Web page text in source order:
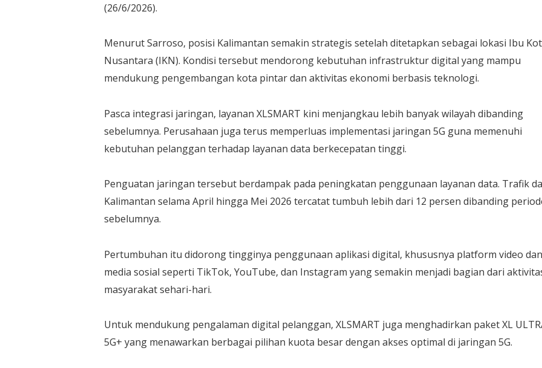
(26/6/2026).
Menurut Sarroso, posisi Kalimantan semakin strategis setelah ditetapkan sebagai lokasi Ibu
Nusantara (IKN). Kondisi tersebut mendorong kebutuhan infrastruktur digital yang mampu
mendukung pengembangan kota pintar dan aktivitas ekonomi berbasis teknologi.
Pasca integrasi jaringan, layanan XLSMART kini menjangkau lebih banyak wilayah dibanding
sebelumnya. Perusahaan juga terus memperluas implementasi jaringan 5G guna memenuhi
kebutuhan pelanggan terhadap layanan data berkecepatan tinggi.
Penguatan jaringan tersebut berdampak pada peningkatan penggunaan layanan data. Trafik
Kalimantan selama April hingga Mei 2026 tercatat tumbuh lebih dari 12 persen dibanding
sebelumnya.
Pertumbuhan itu didorong tingginya penggunaan aplikasi digital, khususnya platform video dan
media sosial seperti TikTok, YouTube, dan Instagram yang semakin menjadi bagian dari
masyarakat sehari-hari.
Untuk mendukung pengalaman digital pelanggan, XLSMART juga menghadirkan paket XL
5G+ yang menawarkan berbagai pilihan kuota besar dengan akses optimal di jaringan 5G.